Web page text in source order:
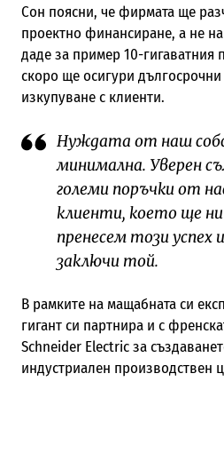
Сон поясни, че фирмата ще
проектно финансиране, а не
даде за пример 10-гигаватния
скоро ще осигури
изкупуване с клиенти.
Нуждата от наш
минимална. Уверен
големи поръчки от
клиенти, което ще ни
пренесем този успех
заключи той.
В рамките на мащабната си
гигант си партнира и с
Schneider Electric за
индустриален производствен